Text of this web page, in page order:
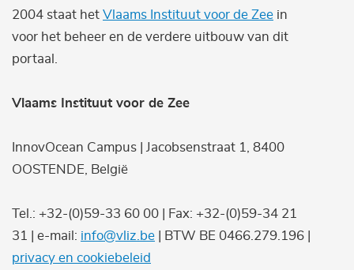
2004 staat het Vlaams Instituut voor de Zee in
voor het beheer en de verdere uitbouw van dit
portaal.
Vlaams Instituut voor de Zee
InnovOcean Campus | Jacobsenstraat 1, 8400
OOSTENDE, België
Tel.: +32-(0)59-33 60 00 | Fax: +32-(0)59-34 21
31 | e-mail: info@vliz.be | BTW BE 0466.279.196 |
privacy en cookiebeleid